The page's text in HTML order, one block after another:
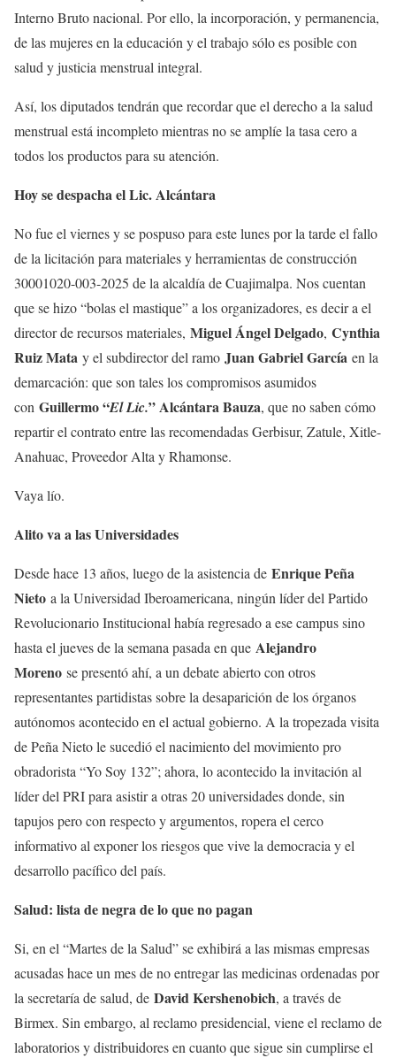
Interno Bruto nacional. Por ello, la incorporación, y permanencia,
de las mujeres en la educación y el trabajo sólo es posible con
salud y justicia menstrual integral.
Así, los diputados tendrán que recordar que el derecho a la salud
menstrual está incompleto mientras no se amplíe la tasa cero a
todos los productos para su atención.
Hoy se despacha el Lic. Alcántara
No fue el viernes y se pospuso para este lunes por la tarde el fallo
de la licitación para materiales y herramientas de construcción
30001020-003-2025 de la alcaldía de Cuajimalpa. Nos cuentan
que se hizo “bolas el mastique” a los organizadores, es decir a el
director de recursos materiales, Miguel Ángel Delgado, Cynthia
Ruiz Mata y el subdirector del ramo Juan Gabriel García en la
demarcación: que son tales los compromisos asumidos
con Guillermo “El Lic.” Alcántara Bauza, que no saben cómo
repartir el contrato entre las recomendadas Gerbisur, Zatule, Xitle-
Anahuac, Proveedor Alta y Rhamonse.
Vaya lío.
Alito va a las Universidades
Desde hace 13 años, luego de la asistencia de Enrique Peña
Nieto a la Universidad Iberoamericana, ningún líder del Partido
Revolucionario Institucional había regresado a ese campus sino
hasta el jueves de la semana pasada en que Alejandro
Moreno se presentó ahí, a un debate abierto con otros
representantes partidistas sobre la desaparición de los órganos
autónomos acontecido en el actual gobierno. A la tropezada visita
de Peña Nieto le sucedió el nacimiento del movimiento pro
obradorista “Yo Soy 132”; ahora, lo acontecido la invitación al
líder del PRI para asistir a otras 20 universidades donde, sin
tapujos pero con respecto y argumentos, ropera el cerco
informativo al exponer los riesgos que vive la democracia y el
desarrollo pacífico del país.
Salud: lista de negra de lo que no pagan
Si, en el “Martes de la Salud” se exhibirá a las mismas empresas
acusadas hace un mes de no entregar las medicinas ordenadas por
la secretaría de salud, de David Kershenobich, a través de
Birmex. Sin embargo, al reclamo presidencial, viene el reclamo de
laboratorios y distribuidores en cuanto que sigue sin cumplirse el